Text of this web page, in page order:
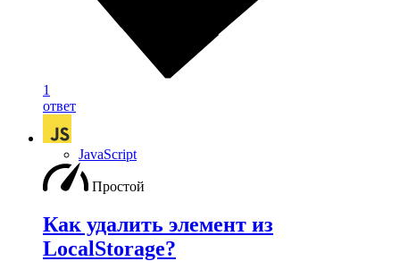
1
ответ
JavaScript
Простой
Как удалить элемент из
LocalStorage?